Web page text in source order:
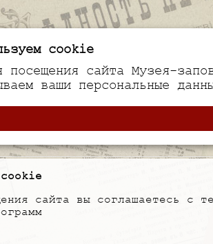
сайта вы соглашаетесь с
cookie
посещения сайта Музея-
ваши персональные